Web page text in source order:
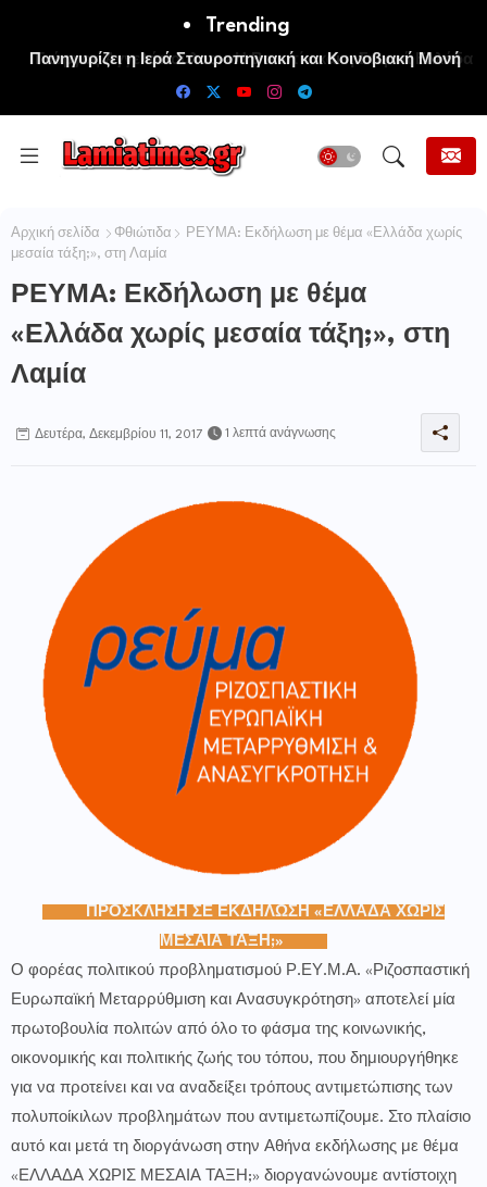
Trending
Πανηγυρίζει η Ιερά Σταυροπηγιακή και Κοινοβιακή Μονή
Μεταμορφώσεως του Σωτήρος Καμενων Βουρλων (Μονή
Αρχική σελίδα Φθιώτιδα
ΡΕΥΜΑ: Εκδήλωση με θέμα «Ελλάδα χωρίς
μεσαία τάξη;», στη Λαμία
ΡΕΥΜΑ: Εκδήλωση με θέμα
«Ελλάδα χωρίς μεσαία τάξη;», στη
Λαμία
Δευτέρα, Δεκεμβρίου 11, 2017 1 λεπτά ανάγνωσης
ΠΡΟΣΚΛΗΣΗ ΣΕ ΕΚΔΗΛΩΣΗ «ΕΛΛΑΔΑ ΧΩΡΙΣ
ΜΕΣΑΙΑ ΤΑΞΗ;»
Ο φορέας πολιτικού προβληματισμού Ρ.ΕΥ.Μ.Α. «Ριζοσπαστική
Ευρωπαϊκή Μεταρρύθμιση και Ανασυγκρότηση» αποτελεί μία
πρωτοβουλία πολιτών από όλο το φάσμα της κοινωνικής,
οικονομικής και πολιτικής ζωής του τόπου, που δημιουργήθηκε
για να προτείνει και να αναδείξει τρόπους αντιμετώπισης των
πολυποίκιλων προβλημάτων που αντιμετωπίζουμε. Στο πλαίσιο
αυτό και μετά τη διοργάνωση στην Αθήνα εκδήλωσης με θέμα
«ΕΛΛΑΔΑ ΧΩΡΙΣ ΜΕΣΑΙΑ ΤΑΞΗ;» διοργανώνουμε αντίστοιχη